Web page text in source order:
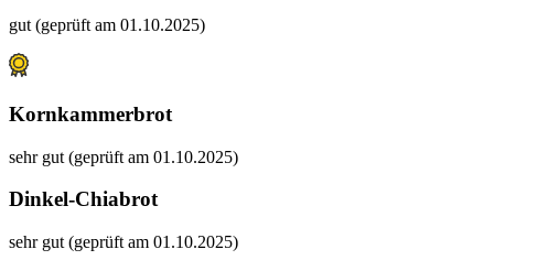
gut (geprüft am 01.10.2025)
Kornkammerbrot
sehr gut (geprüft am 01.10.2025)
Dinkel-Chiabrot
sehr gut (geprüft am 01.10.2025)